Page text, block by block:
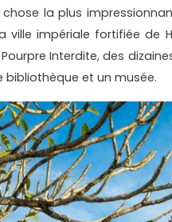
la plus
ville impériale fortifiée de
Interdite, des
bibliothèque et un musée.